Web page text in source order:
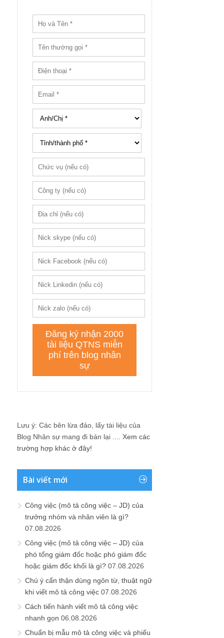
Lưu ý: Các bên lừa đảo, lấy tài liệu của
Blog Nhân sự mang đi bán lại .... Xem các
trường hợp khác ở đây!
Bài viết mới
Công việc (mô tả công việc – JD) của
trưởng nhóm và nhân viên là gì?
07.08.2026
Công việc (mô tả công việc – JD) của
phó tổng giám đốc hoặc phó giám đốc
hoặc giám đốc khối là gì? 07.08.2026
Chú ý cẩn thận dùng ngôn từ, thuật ngữ
khi viết mô tả công việc 07.08.2026
Cách tiến hành viết mô tả công việc
nhanh gọn 06.08.2026
Chuẩn bị mẫu mô tả công việc và phiếu